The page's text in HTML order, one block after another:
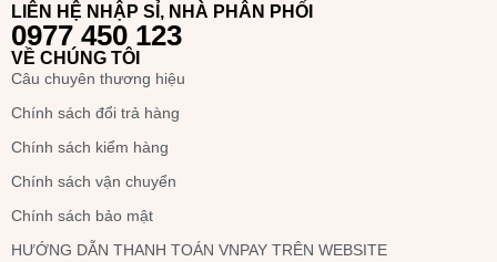
LIÊN HỆ NHẬP SỈ, NHÀ PHÂN PHỐI
0977 450 123
VỀ CHÚNG TÔI
Câu chuyên thương hiệu
Chính sách đổi trả hàng
Chính sách kiểm hàng
Chính sách vận chuyển
Chính sách bảo mật
HƯỚNG DẪN THANH TOÁN VNPAY TRÊN WEBSITE